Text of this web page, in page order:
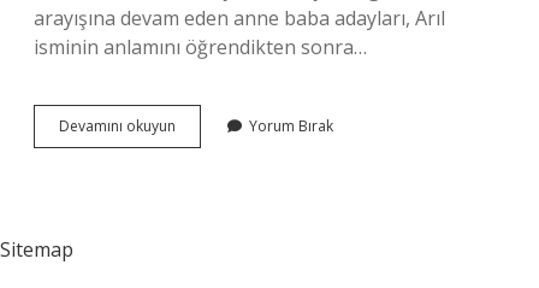
arayışına devam eden anne baba adayları, Arıl
isminin anlamını öğrendikten sonra…
Devamını okuyun
Ne
Yorum Bırak
Sitemap